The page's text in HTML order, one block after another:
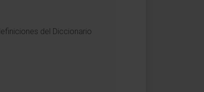
del Diccionario